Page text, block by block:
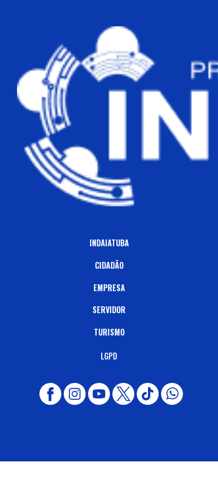
INDAIATUBA
CIDADÃO
EMPRESA
SERVIDOR
TURISMO
LGPD